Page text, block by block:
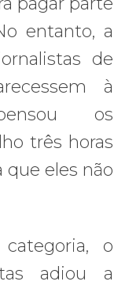
entanto, a
de
à
os
três horas
que eles não
o
adiou a